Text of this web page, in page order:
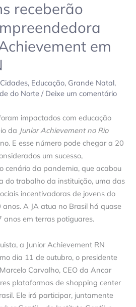
receberão
em
Cidades, Educação, Grande Natal,
do Norte / Deixe um comentário
impactados com educação
da Junior Achievement no Rio
E esse número pode chegar a 20
um sucesso,
cenário da pandemia, que acabou
do trabalho da instituição, uma das
incentivadoras de jovens do
A JA atua no Brasil há quase
em terras potiguares.
a Junior Achievement RN
dia 11 de outubro, o presidente
Carvalho, CEO da Ancar
plataformas de shopping center
Ele irá participar, juntamente